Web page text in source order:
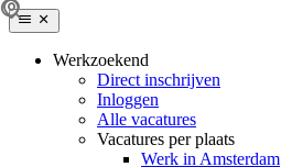
Werkzoekend
Direct inschrijven
Inloggen
Alle vacatures
Vacatures per plaats
Werk in Amsterdam